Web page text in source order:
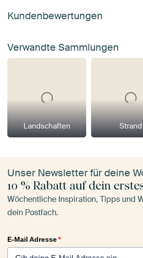
Kundenbewertungen
Verwandte Sammlungen
Landschaften Strand
Unser Newsletter für deine
10 % Rabatt auf dein
Wöchentliche Inspiration, Tipps und
dein Postfach.
E-Mail Adresse*